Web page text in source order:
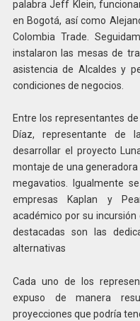
palabra Jeff Klein,
en Bogotá, así como
Colombia Trade.
instalaron las mesas de
asistencia de Alcaldes y
condiciones de negocios.
Entre los representantes
Díaz, representante de
desarrollar el proyecto
montaje de una generadora
megavatios. Igualmente
empresas Kaplan y
académico por su
destacadas son las
alternativas
Cada uno de los
expuso de manera
proyecciones que podría